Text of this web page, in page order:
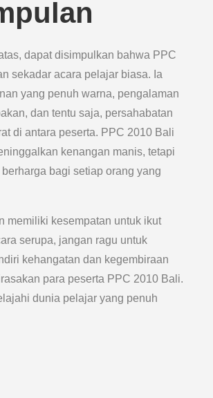
dapat disimpulkan bahwa PPC
sekadar acara pelajar biasa. Ia
yang penuh warna, pengalaman
dan tentu saja, persahabatan
di antara peserta. PPC 2010 Bali
kenangan manis, tetapi
bagi setiap orang yang
memiliki kesempatan untuk ikut
serupa, jangan ragu untuk
kehangatan dan kegembiraan
para peserta PPC 2010 Bali.
dunia pelajar yang penuh